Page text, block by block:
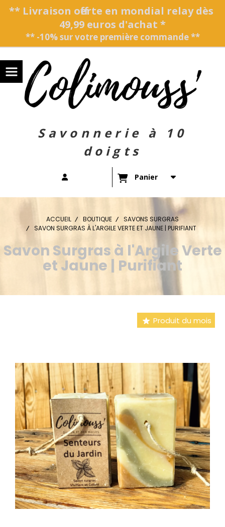
** Livraison offerte en mondial relay dès
49,99 euros d'achat *
** -10% sur votre première commande **
Savonnerie à 10
doigts
Panier
ACCUEIL BOUTIQUE
SAVONS SURGRAS
SAVON SURGRAS À L'ARGILE VERTE ET JAUNE | PURIFIANT
Savon Surgras à l'Argile Verte
et Jaune | Purifiant
Produit du mois